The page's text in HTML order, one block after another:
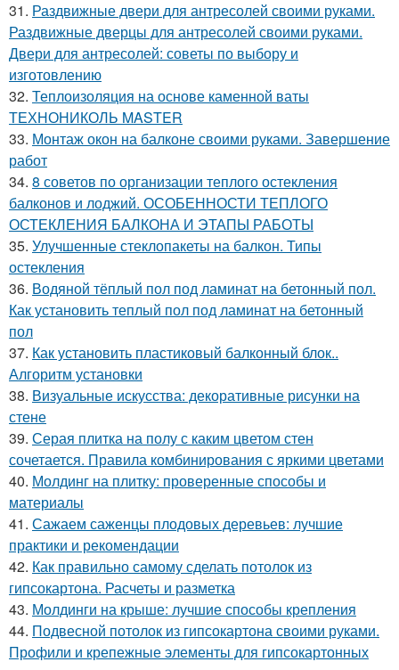
31. Раздвижные двери для антресолей своими руками.
Раздвижные дверцы для антресолей своими руками.
Двери для антресолей: советы по выбору и
изготовлению
32. Теплоизоляция на основе каменной ваты
ТЕХНОНИКОЛЬ MASTER
33. Монтаж окон на балконе своими руками. Завершение
работ
34. 8 советов по организации теплого остекления
балконов и лоджий. ОСОБЕННОСТИ ТЕПЛОГО
ОСТЕКЛЕНИЯ БАЛКОНА И ЭТАПЫ РАБОТЫ
35. Улучшенные стеклопакеты на балкон. Типы
остекления
36. Водяной тёплый пол под ламинат на бетонный пол.
Как установить теплый пол под ламинат на бетонный
пол
37. Как установить пластиковый балконный блок..
Алгоритм установки
38. Визуальные искусства: декоративные рисунки на
стене
39. Серая плитка на полу с каким цветом стен
сочетается. Правила комбинирования с яркими цветами
40. Молдинг на плитку: проверенные способы и
материалы
41. Сажаем саженцы плодовых деревьев: лучшие
практики и рекомендации
42. Как правильно самому сделать потолок из
гипсокартона. Расчеты и разметка
43. Молдинги на крыше: лучшие способы крепления
44. Подвесной потолок из гипсокартона своими руками.
Профили и крепежные элементы для гипсокартонных